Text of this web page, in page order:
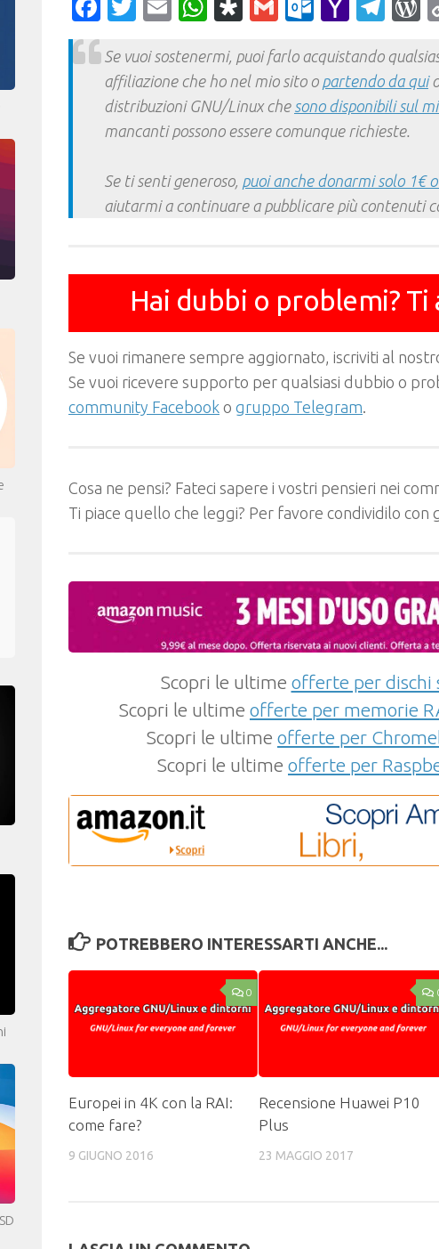
Facebook
Twitter
EmailWhatsApp
Diaspora
Gmail Yahoo
Se vuoi sostenermi, puoi farlo acquistando
affiliazione che ho nel mio sito o partendo da qui
distribuzioni GNU/Linux che sono disponibili sul
mancanti possono essere comunque richieste.
Se ti senti generoso, puoi anche donarmi solo 1€
aiutarmi a continuare a pubblicare più contenuti
Hai dubbi o problemi? Ti
Se vuoi rimanere sempre aggiornato, iscriviti al
Se vuoi ricevere supporto per qualsiasi dubbio o
community Facebook o gruppo Telegram.
Cosa ne pensi? Fateci sapere i vostri pensieri nei
Ti piace quello che leggi? Per favore condividilo con
Scopri le ultime offerte per dischi
Scopri le ultime offerte per memorie
Scopri le ultime offerte per
Scopri le ultime offerte per
POTREBBERO INTERESSARTI ANCHE...
0
Europei in 4K con la RAI:
come fare?
9 GIUGNO 2016
Recensione Huawei P10
Plus
23 MAGGIO 2017